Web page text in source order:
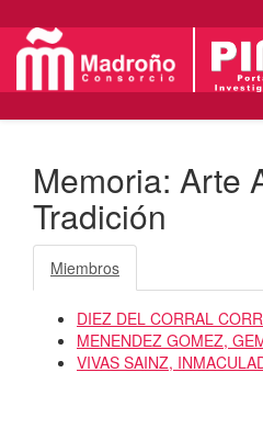
Memoria: Arte
Tradición
Miembros
DIEZ DEL CORRAL
MENENDEZ GOMEZ,
VIVAS SAINZ,